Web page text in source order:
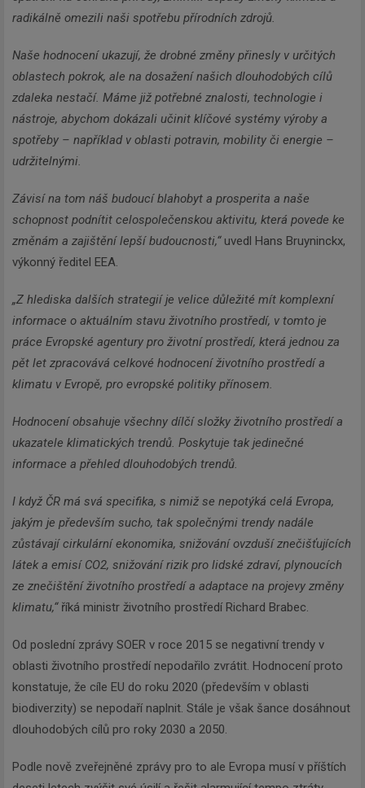
radikálně omezili naši spotřebu přírodních zdrojů.
Naše hodnocení ukazují, že drobné změny přinesly v určitých
oblastech pokrok, ale na dosažení našich dlouhodobých cílů
zdaleka nestačí. Máme již potřebné znalosti, technologie i
nástroje, abychom dokázali učinit klíčové systémy výroby a
spotřeby – například v oblasti potravin, mobility či energie –
udržitelnými.
Závisí na tom náš budoucí blahobyt a prosperita a naše
schopnost podnítit celospolečenskou aktivitu, která povede ke
změnám a zajištění lepší budoucnosti,“uvedl Hans Bruyninckx,
výkonný ředitel EEA.
„Z hlediska dalších strategií je velice důležité mít komplexní
informace o aktuálním stavu životního prostředí, v tomto je
práce Evropské agentury pro životní prostředí, která jednou za
pět let zpracovává celkové hodnocení životního prostředí a
klimatu v Evropě, pro evropské politiky přínosem.
Hodnocení obsahuje všechny dílčí složky životního prostředí a
ukazatele klimatických trendů. Poskytuje tak jedinečné
informace a přehled dlouhodobých trendů.
I když ČR má svá specifika, s nimiž se nepotýká celá Evropa,
jakým je především sucho, tak společnými trendy nadále
zůstávají cirkulární ekonomika, snižování ovzduší znečišťujících
látek a emisí CO2, snižování rizik pro lidské zdraví, plynoucích
ze znečištění životního prostředí a adaptace na projevy změny
klimatu,“říká ministr životního prostředí Richard Brabec.
Od poslední zprávy SOER v roce 2015 se negativní trendy v
oblasti životního prostředí nepodařilo zvrátit. Hodnocení proto
konstatuje, že cíle EU do roku 2020 (především v oblasti
biodiverzity) se nepodaří naplnit. Stále je však šance dosáhnout
dlouhodobých cílů pro roky 2030 a 2050.
Podle nově zveřejněné zprávy pro to ale Evropa musí v příštích